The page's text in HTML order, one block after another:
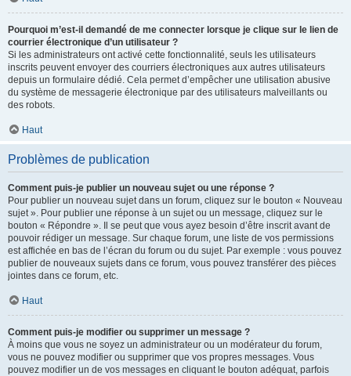
Pourquoi m’est-il demandé de me connecter lorsque je clique sur le lien de
courrier électronique d’un utilisateur ?
Si les administrateurs ont activé cette fonctionnalité, seuls les utilisateurs
inscrits peuvent envoyer des courriers électroniques aux autres utilisateurs
depuis un formulaire dédié. Cela permet d’empêcher une utilisation abusive
du système de messagerie électronique par des utilisateurs malveillants ou
des robots.
Haut
Problèmes de publication
Comment puis-je publier un nouveau sujet ou une réponse ?
Pour publier un nouveau sujet dans un forum, cliquez sur le bouton « Nouveau
sujet ». Pour publier une réponse à un sujet ou un message, cliquez sur le
bouton « Répondre ». Il se peut que vous ayez besoin d’être inscrit avant de
pouvoir rédiger un message. Sur chaque forum, une liste de vos permissions
est affichée en bas de l’écran du forum ou du sujet. Par exemple : vous pouvez
publier de nouveaux sujets dans ce forum, vous pouvez transférer des pièces
jointes dans ce forum, etc.
Haut
Comment puis-je modifier ou supprimer un message ?
À moins que vous ne soyez un administrateur ou un modérateur du forum,
vous ne pouvez modifier ou supprimer que vos propres messages. Vous
pouvez modifier un de vos messages en cliquant le bouton adéquat, parfois